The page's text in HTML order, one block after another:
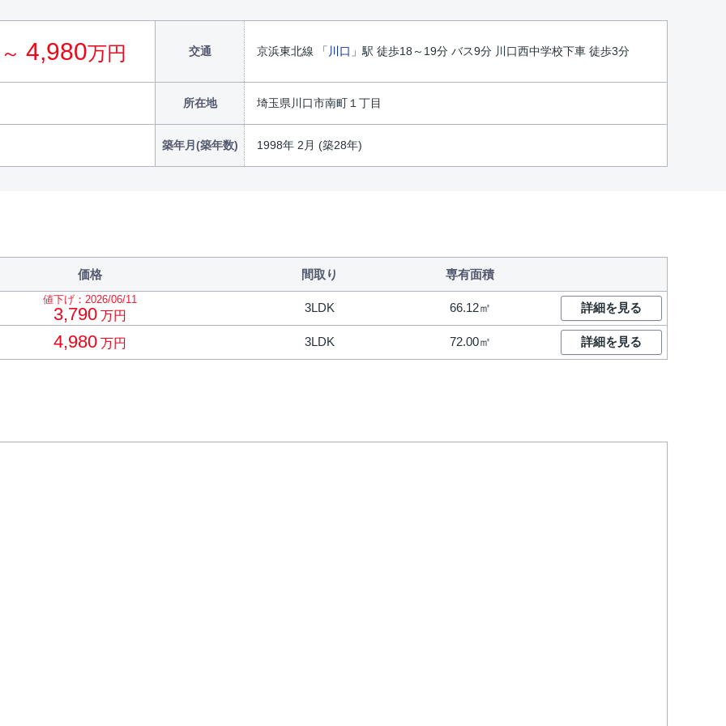
4,980万円 交通 京浜東北線 「 川口 」駅 徒歩18～19分 バス9分 川口西中学校下車 徒歩3分
所在地 埼玉県川口市南町１丁目
築年月(築年数) 1998年 2月 (築28年)
価格 間取り 専有面積
値下げ：2026/06/11
3,790 万円
3LDK 66.12㎡ 詳細を見る
4,980 万円 3LDK 72.00㎡ 詳細を見る